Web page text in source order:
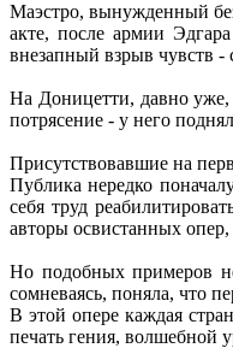
Маэстро, вынужденный
акте, после армии
внезапный взрыв чувств -
На Доницетти, давно уже,
потрясение - у него
Присутствовавшие на
Публика нередко
себя труд
авторы освистанных
Но подобных примеров
сомневаясь, поняла, что
В этой опере каждая
печать гения, волшебной